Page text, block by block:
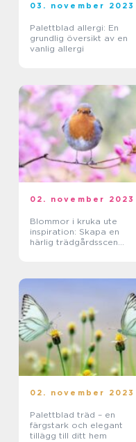
03. november 2023
Palettblad allergi: En
grundlig översikt av en
vanlig allergi
02. november 2023
Blommor i kruka ute
inspiration: Skapa en
härlig trädgårdsscen
02. november 2023
Palettblad träd – en
färgstark och elegant
tillägg till ditt hem